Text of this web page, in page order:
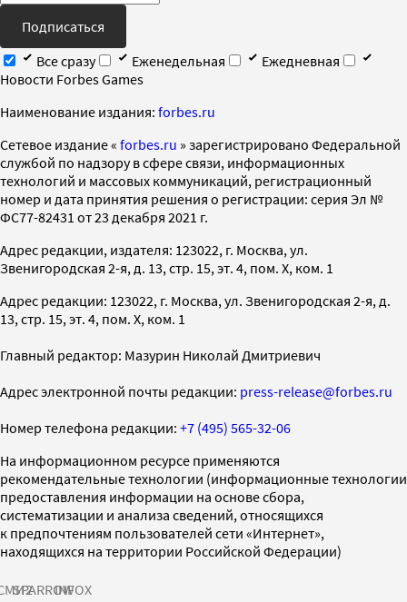
Подписаться
Все сразу
Еженедельная
Ежедневная
Новости Forbes Games
Наименование издания: forbes.ru
Cетевое издание « forbes.ru » зарегистрировано Федеральной
службой по надзору в сфере связи, информационных
технологий и массовых коммуникаций, регистрационный
номер и дата принятия решения о регистрации: серия Эл №
ФС77-82431 от 23 декабря 2021 г.
Адрес редакции, издателя: 123022, г. Москва, ул.
Звенигородская 2-я, д. 13, стр. 15, эт. 4, пом. X, ком. 1
Адрес редакции: 123022, г. Москва, ул. Звенигородская 2-я, д.
13, стр. 15, эт. 4, пом. X, ком. 1
Главный редактор: Мазурин Николай Дмитриевич
Адрес электронной почты редакции: press-release@forbes.ru
Номер телефона редакции: +7 (495) 565-32-06
На информационном ресурсе применяются
рекомендательные технологии (информационные технологии
предоставления информации на основе сбора,
систематизации и анализа сведений, относящихся
к предпочтениям пользователей сети «Интернет»,
находящихся на территории Российской Федерации)
SPARROWINFOX